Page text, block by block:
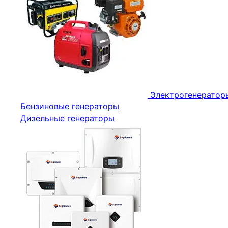
Бензиновые генераторы
Дизельные генераторы